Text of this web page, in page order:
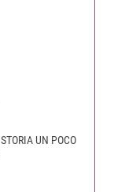
UN POCO